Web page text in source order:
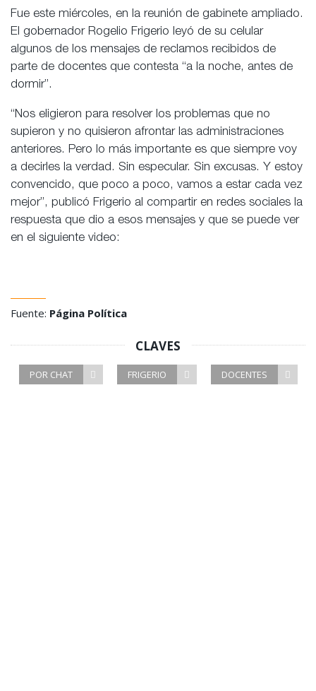
Fue este miércoles, en la reunión de gabinete ampliado.
El gobernador Rogelio Frigerio leyó de su celular
algunos de los mensajes de reclamos recibidos de
parte de docentes que contesta “a la noche, antes de
dormir”.
“Nos eligieron para resolver los problemas que no
supieron y no quisieron afrontar las administraciones
anteriores. Pero lo más importante es que siempre voy
a decirles la verdad. Sin especular. Sin excusas. Y estoy
convencido, que poco a poco, vamos a estar cada vez
mejor”, publicó Frigerio al compartir en redes sociales la
respuesta que dio a esos mensajes y que se puede ver
en el siguiente video:
Fuente: Página Política
CLAVES
POR CHAT FRIGERIO DOCENTES